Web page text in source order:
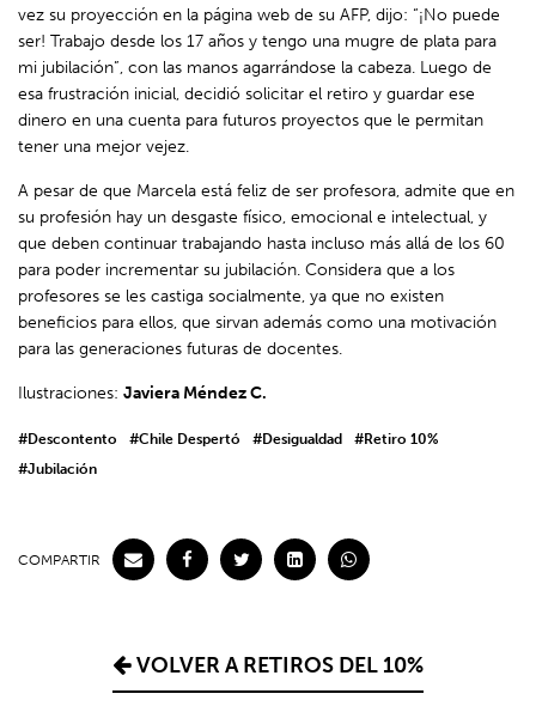
vez su proyección en la página web de su AFP, dijo: “¡No puede
ser! Trabajo desde los 17 años y tengo una mugre de plata para
mi jubilación”, con las manos agarrándose la cabeza. Luego de
esa frustración inicial, decidió solicitar el retiro y guardar ese
dinero en una cuenta para futuros proyectos que le permitan
tener una mejor vejez.
A pesar de que Marcela está feliz de ser profesora, admite que en
su profesión hay un desgaste físico, emocional e intelectual, y
que deben continuar trabajando hasta incluso más allá de los 60
para poder incrementar su jubilación. Considera que a los
profesores se les castiga socialmente, ya que no existen
beneficios para ellos, que sirvan además como una motivación
para las generaciones futuras de docentes.
Ilustraciones: Javiera Méndez C.
#Descontento #Chile Despertó #Desigualdad
#Retiro 10%
#Jubilación
COMPARTIR
VOLVER A RETIROS DEL 10%